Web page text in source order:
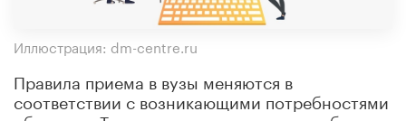
Иллюстрация: dm-centre.ru
Правила приема в вузы меняются в
соответствии с возникающими потребностями